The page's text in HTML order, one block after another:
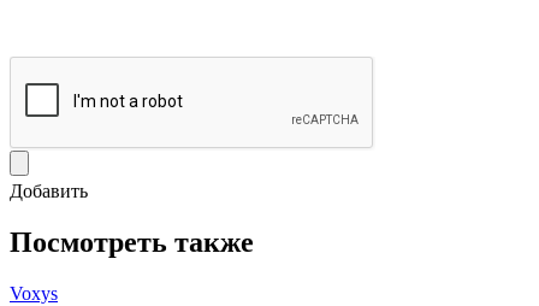
Добавить
Посмотреть также
Voxys